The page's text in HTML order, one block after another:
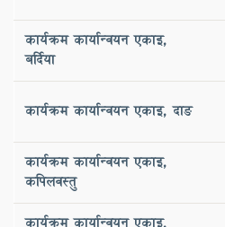
कार्यक्रम कार्यान्वयन एकाइ, ‌
बर्दिया
कार्यक्रम कार्यान्वयन एकाइ, ‌दाङ
कार्यक्रम कार्यान्वयन एकाइ,
‌कपिलवस्तु